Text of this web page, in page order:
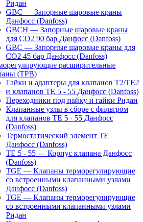
Ридан
GBC — Запорные шаровые краны
Данфосс (Danfoss)
GBCH — Запорные шаровые краны
для CO2 90 бар Данфосс (Danfoss)
GBC — Запорные шаровые краны для
CO2 45 бар Данфосс (Danfoss)
расширительные
(ТРВ)
Гайки и адаптеры для клапанов T2/TE2
и клапанов TE 5 - 55 Данфосс (Danfoss)
Переходники под пайку и гайки Ридан
Клапанные узлы в сборе с фильтром
для клапанов TE 5 - 55 Данфосс
(Danfoss)
Термостатический элемент TE
Данфосс (Danfoss)
TE 5 - 55 — Корпус клапана Данфосс
(Danfoss)
TGE — Клапаны терморегулирующие
со встроенными клапанными узлами
Данфосс (Danfoss)
TGE — Клапаны терморегулирующие
со встроенными клапанными узлами
Ридан